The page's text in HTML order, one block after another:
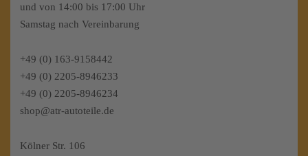
und von 14:00 bis 17:00 Uhr
Samstag nach Vereinbarung
+49 (0) 163-9158442
+49 (0) 2205-8946233
+49 (0) 2205-8946234
shop@atr-autoteile.de
Kölner Str. 106